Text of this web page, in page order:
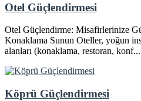
Otel Güçlendirmesi
Otel Güçlendirme: Misafirlerinize
Konaklama Sunun Oteller, yoğun
alanları (konaklama, restoran, konf...
Köprü Güçlendirmesi